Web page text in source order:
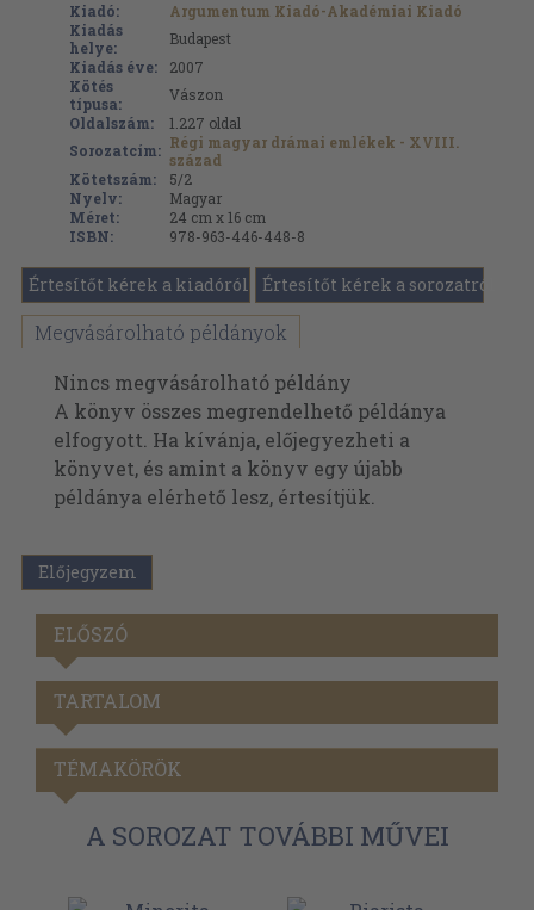
Kiadó:
Argumentum Kiadó-Akadémiai Kiadó
Kiadás
helye:
Budapest
Kiadás éve:
2007
Kötés
típusa:
Vászon
Oldalszám:
1.227 oldal
Sorozatcím: Régi magyar drámai emlékek - XVIII.
század
Kötetszám:
5/2
Nyelv:
Magyar
Méret:
24 cm x 16 cm
ISBN:
978-963-446-448-8
Értesítőt kérek a kiadóról Értesítőt kérek a sorozatról
Megvásárolható példányok
Nincs megvásárolható példány
A könyv összes megrendelhető példánya
elfogyott. Ha kívánja, előjegyezheti a
könyvet, és amint a könyv egy újabb
példánya elérhető lesz, értesítjük.
Előjegyzem
ELŐSZÓ
TARTALOM
TÉMAKÖRÖK
A SOROZAT TOVÁBBI MŰVEI